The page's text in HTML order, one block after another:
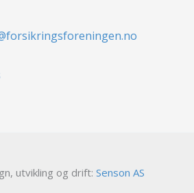
utvikling og drift: Senson AS